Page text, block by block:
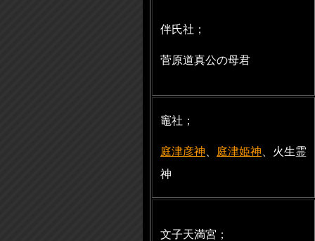
伴氏社；
菅原道真公の母君
竈社；
庭津彦神 庭津姫神 、火生霊
神
文子天満宮；